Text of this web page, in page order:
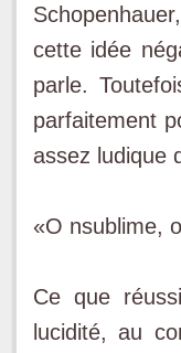
cette idée
parle.
parfaitement
assez ludique
«O nsublime,
Ce que
lucidité, au